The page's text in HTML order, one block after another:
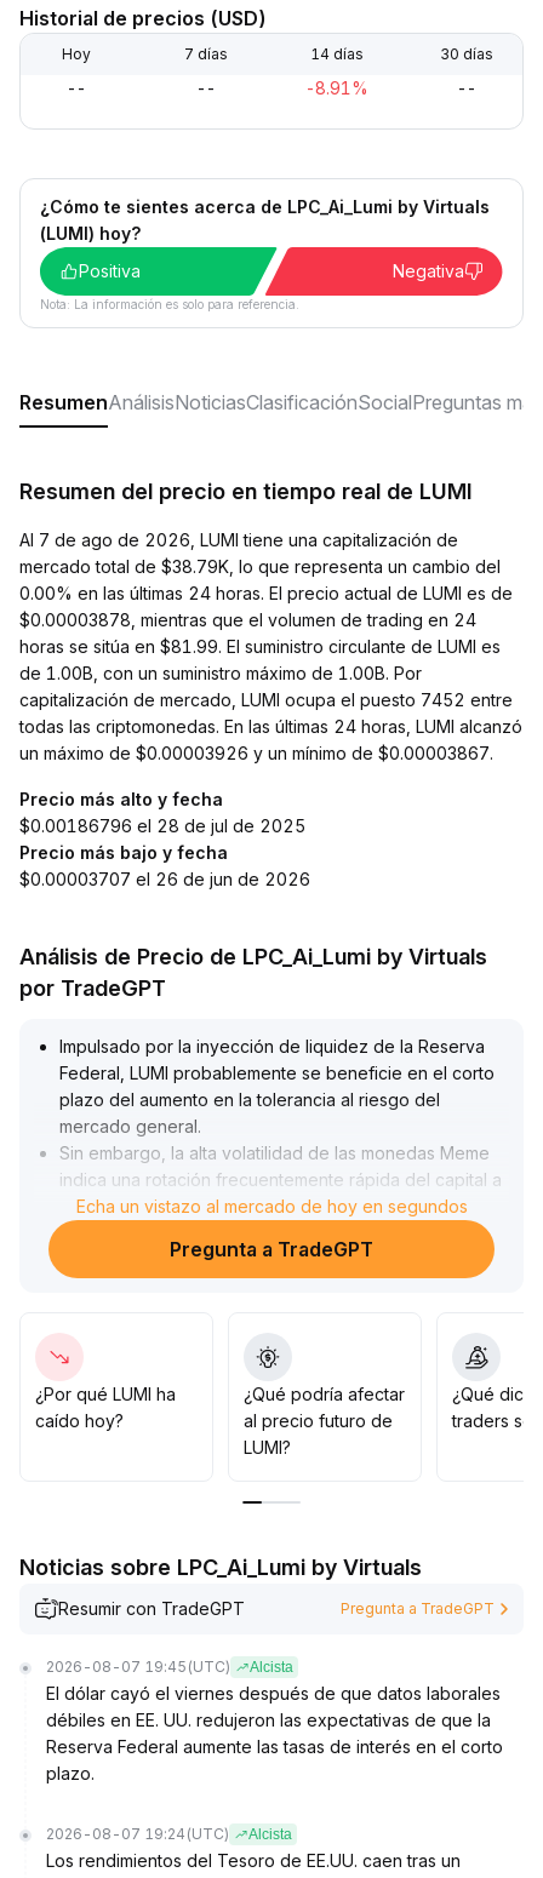
Historial de precios (USD)
Hoy 7 días 14 días 30 días
-- -- -8.91% --
¿Cómo te sientes acerca de LPC_Ai_Lumi by Virtuals
(LUMI) hoy?
Positiva
Negativa
Nota: La información es solo para referencia.
ResumenAnálisisNoticiasClasificaciónSocialPreguntas
Resumen del precio en tiempo real de LUMI
Al 7 de ago de 2026, LUMI tiene una capitalización de
mercado total de $38.79K, lo que representa un cambio del
0.00% en las últimas 24 horas. El precio actual de LUMI es de
$0.00003878, mientras que el volumen de trading en 24
horas se sitúa en $81.99. El suministro circulante de LUMI es
de 1.00B, con un suministro máximo de 1.00B. Por
capitalización de mercado, LUMI ocupa el puesto 7452 entre
todas las criptomonedas. En las últimas 24 horas, LUMI alcanzó
un máximo de $0.00003926 y un mínimo de $0.00003867.
Precio más alto y fecha
$0.00186796 el 28 de jul de 2025
Precio más bajo y fecha
$0.00003707 el 26 de jun de 2026
Análisis de Precio de LPC_Ai_Lumi by Virtuals
por TradeGPT
Impulsado por la inyección de liquidez de la Reserva
Federal, LUMI probablemente se beneficie en el corto
plazo del aumento en la tolerancia al riesgo del
mercado general.
Sin embargo, la alta volatilidad de las monedas Meme
indica una rotación frecuentemente rápida del capital a
corto plazo, lo que implica que LUMI también enfrenta
riesgos significativos de fluctuación
Dado la ausencia de una tendencia clara y soportes
superior del rango (referencia: $0
125 USD; si hay una ruptura con aumento de volumen,
se puede aumentar la posición para aprovechar el
rebote).
Si el volumen continúa bajo, conviene controlar la
La estrategia general debe basarse en operaciones
imprudente.
Echa un vistazo al mercado de hoy en segundos
Pregunta a TradeGPT
¿Por qué LUMI ha
caído hoy?
¿Qué podría afectar
al precio futuro de
LUMI?
¿Qué
traders
Noticias sobre LPC_Ai_Lumi by Virtuals
Resumir con TradeGPT Pregunta a TradeGPT
2026-08-07 19:45 (UTC) Alcista
El dólar cayó el viernes después de que datos laborales
débiles en EE. UU. redujeron las expectativas de que la
Reserva Federal aumente las tasas de interés en el corto
plazo.
2026-08-07 19:24 (UTC) Alcista
Los rendimientos del Tesoro de EE.UU. caen tras un